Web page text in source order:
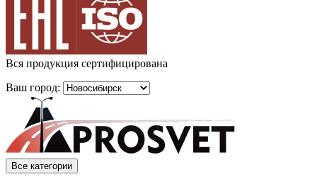
Вся продукция сертифицирована
Ваш город:
Все категории